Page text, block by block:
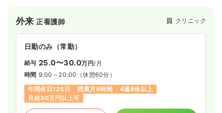
患者様一人ひとりに寄り添った丁寧な医療を大切にするととも
に、スタッフ同士が職種の垣根を越えて協力し合える環境づく
りを心がけています。困ったことがあれば気軽に相談できる雰
囲気があり、新しいことにも安心してチャレンジできます。
駅直結で通勤しやすく、お仕事帰りの買い物にも便利な立地で
す。幅広い診療に携わることでスキルアップを目指したい方、
患者様とのコミュニケーションを大切にしたい方を歓迎しま
外来正看護師 クリニック
日勤のみ（常勤）
給与 25.0〜30.0万円/月
時間 9:00～20:00 （休憩60分）
年間休日125日
残業月5時間
4週8休以上
月給30万円以上可